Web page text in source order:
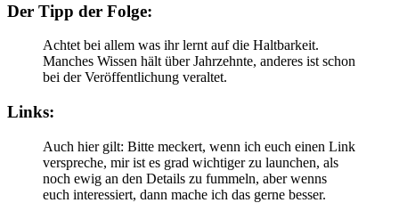
Der Tipp der Folge:
Achtet bei allem was ihr lernt auf die Haltbarkeit.
Manches Wissen hält über Jahrzehnte, anderes ist schon
bei der Veröffentlichung veraltet.
Links:
Auch hier gilt: Bitte meckert, wenn ich euch einen Link
verspreche, mir ist es grad wichtiger zu launchen, als
noch ewig an den Details zu fummeln, aber wenns
euch interessiert, dann mache ich das gerne besser.